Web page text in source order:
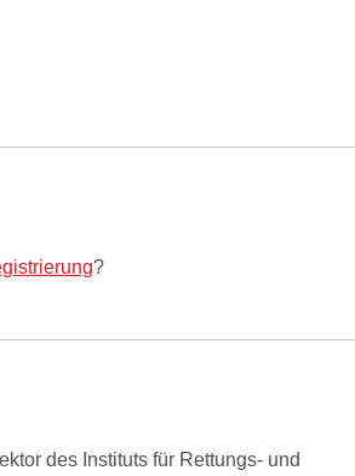
?
des Instituts für Rettungs- und